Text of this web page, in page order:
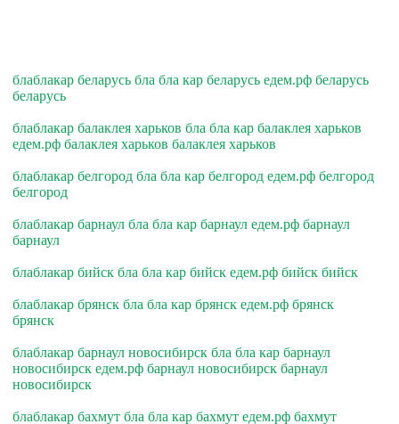
блаблакар беларусь бла бла кар беларусь едем.рф беларусь
беларусь
блаблакар балаклея харьков бла бла кар балаклея харьков
едем.рф балаклея харьков балаклея харьков
блаблакар белгород бла бла кар белгород едем.рф белгород
белгород
блаблакар барнаул бла бла кар барнаул едем.рф барнаул
барнаул
блаблакар бийск бла бла кар бийск едем.рф бийск бийск
блаблакар брянск бла бла кар брянск едем.рф брянск
брянск
блаблакар барнаул новосибирск бла бла кар барнаул
новосибирск едем.рф барнаул новосибирск барнаул
новосибирск
блаблакар бахмут бла бла кар бахмут едем.рф бахмут